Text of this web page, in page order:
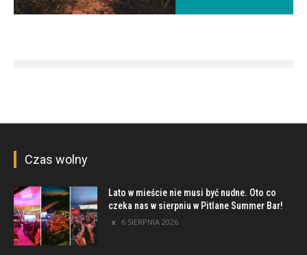
Czas wolny
Lato w mieście nie musi być nudne. Oto co
czeka nas w sierpniu w Pitlane Summer Bar!
6 SIERPNIA 2026